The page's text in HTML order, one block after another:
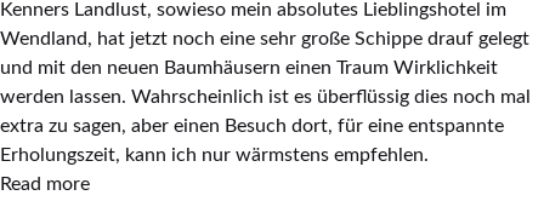
Kenners Landlust, sowieso mein absolutes Lieblingshotel im
Wendland, hat jetzt noch eine sehr große Schippe drauf gelegt
und mit den neuen Baumhäusern einen Traum Wirklichkeit
werden lassen. Wahrscheinlich ist es überflüssig dies noch mal
extra zu sagen, aber einen Besuch dort, für eine entspannte
Erholungszeit, kann ich nur wärmstens empfehlen.
Read more